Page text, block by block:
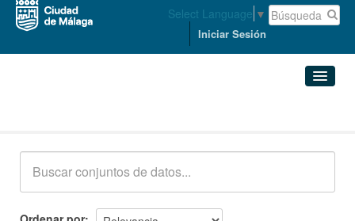
Select Language ▼
Iniciar Sesión